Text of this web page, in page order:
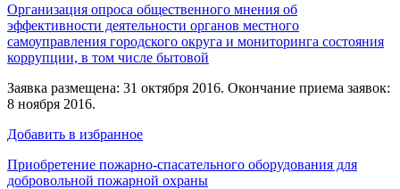
Организация опроса общественного мнения об
эффективности деятельности органов местного
самоуправления городского округа и мониторинга состояния
коррупции, в том числе бытовой
Заявка размещена: 31 октября 2016. Окончание приема заявок:
8 ноября 2016.
Добавить в избранное
Приобретение пожарно-спасательного оборудования для
добровольной пожарной охраны